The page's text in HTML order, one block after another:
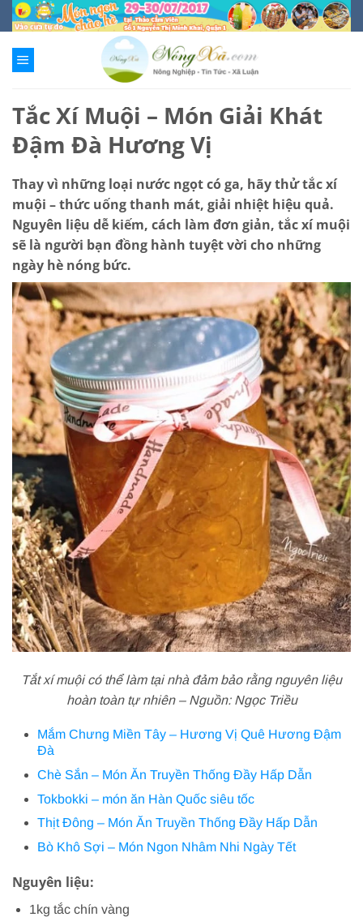
Chuyển
đến
nội
dung
Tắc Xí Muội – Món Giải Khát
Đậm Đà Hương Vị
Thay vì những loại nước ngọt có ga, hãy thử tắc xí
muội – thức uống thanh mát, giải nhiệt hiệu quả.
Nguyên liệu dễ kiếm, cách làm đơn giản, tắc xí muội
sẽ là người bạn đồng hành tuyệt vời cho những
ngày hè nóng bức.
Tắt xí muội có thể làm tại nhà đảm bảo rằng nguyên liệu
hoàn toàn tự nhiên – Nguồn: Ngọc Triều
Mắm Chưng Miền Tây – Hương Vị Quê Hương Đậm
Đà
Chè Sắn – Món Ăn Truyền Thống Đầy Hấp Dẫn
Tokbokki – món ăn Hàn Quốc siêu tốc
Thịt Đông – Món Ăn Truyền Thống Đầy Hấp Dẫn
Bò Khô Sợi – Món Ngon Nhâm Nhi Ngày Tết
Nguyên liệu:
1kg tắc chín vàng